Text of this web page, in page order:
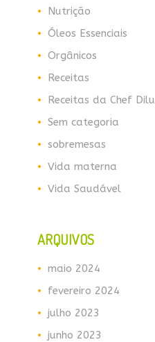
Nutrição
Óleos Essenciais
Orgânicos
Receitas
Receitas da Chef Dilu
Sem categoria
sobremesas
Vida materna
Vida Saudável
ARQUIVOS
maio 2024
fevereiro 2024
julho 2023
junho 2023